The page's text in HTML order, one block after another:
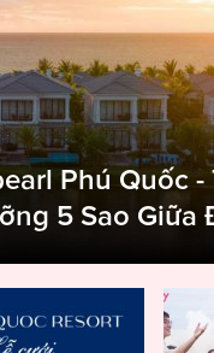
Phú Quốc
5 Sao Giữa